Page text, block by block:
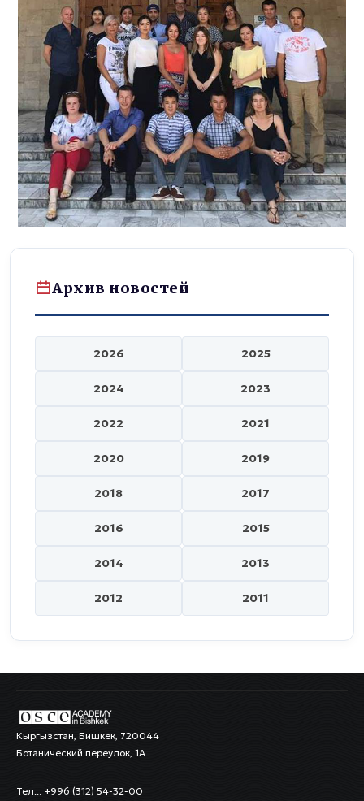
Архив новостей
2026 2025
2024 2023
2022 2021
2020 2019
2018 2017
2016 2015
2014 2013
2012 2011
Кыргызстан, Бишкек, 720044
Ботанический переулок, 1А
Тел..: +996 (312) 54-32-00